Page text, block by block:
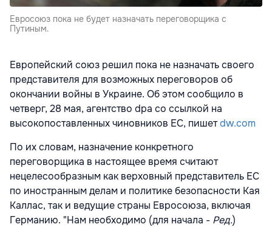
Евросоюз пока не будет назначать переговорщика с
Путиным.
Европейский cоюз решил пока не назначать своего
представителя для возможных переговоров об
окончании войны в Украине. Об этом сообщило в
четверг, 28 мая, агентство dpa со ссылкой на
высокопоставленных чиновников ЕС, пишетdw.com
По их словам, назначение конкретного
переговорщика в настоящее время считают
нецелесообразным как верховный представитель ЕС
по иностранным делам и политике безопасности Кая
Каллас, так и ведущие страны Евросоюза, включая
Германию. "Нам необходимо (для начала - Ред.)